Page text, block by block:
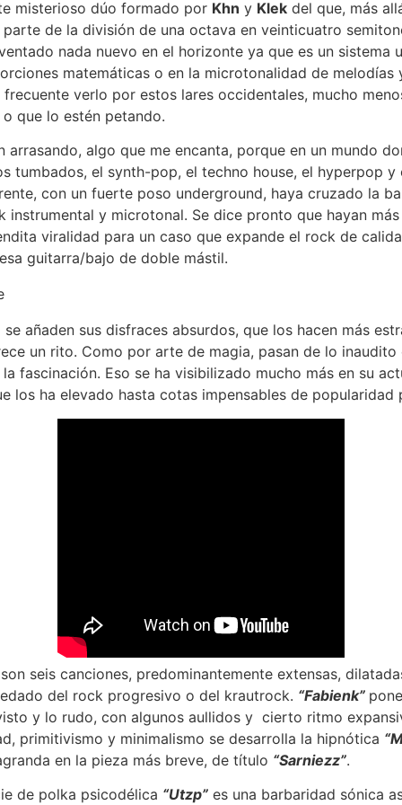
misterioso dúo formado por Khn y Klekdel que, más
de la división de una octava en veinticuatro
nada nuevo en el horizonte ya que es un sistema
matemáticas o en la microtonalidad de melodías
verlo por estos lares occidentales, mucho
que lo estén petando.
arrasando, algo que me encanta, porque en un mundo
tumbados, el synth-pop, el techno house, el hyperpop y
con un fuerte poso underground, haya cruzado la
instrumental y microtonal. Se dice pronto que hayan más
viralidad para un caso que expande el rock de
guitarra/bajo de doble mástil.
añaden sus disfraces absurdos, que los hacen más
un rito. Como por arte de magia, pasan de lo inaudito
fascinación. Eso se ha visibilizado mucho más en su
los ha elevado hasta cotas impensables de popularidad
seis canciones, predominantemente extensas,
del rock progresivo o del krautrock. “Fabienk”
y lo rudo, con algunos aullidos y cierto ritmo
primitivismo y minimalismo se desarrolla la hipnótica
en la pieza más breve, de título “Sarniezz”.
de polka psicodélica “Utzp”es una barbaridad sónica